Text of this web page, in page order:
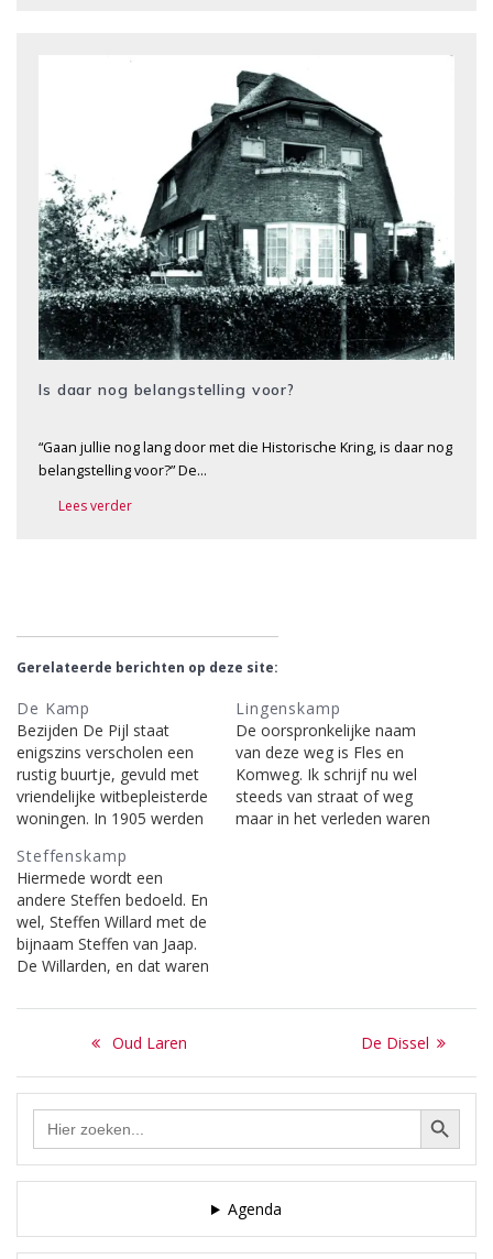
Is daar nog belangstelling voor?
“Gaan jullie nog lang door met die Historische Kring, is daar nog
belangstelling voor?” De…
Lees verder
Gerelateerde berichten op deze site:
De Kamp
Bezijden De Pijl staat
enigszins verscholen een
rustig buurtje, gevuld met
vriendelijke witbepleisterde
woningen. In 1905 werden
horende behuizingen,
gebouwd. Voordien lag
daar een verwaarloosd
graskamp, dat in de
volksmond, ‘De Kamp’
genoemd werd. Een
weide voor koeien en
paarden. Naar…
Lingenskamp
De oorspronkelijke naam
van deze weg is Fles en
Komweg. Ik schrijf nu wel
steeds van straat of weg
maar in het verleden waren
Steffenskamp
Hiermede wordt een
andere Steffen bedoeld. En
wel, Steffen Willard met de
bijnaam Steffen van Jaap.
De Willarden, en dat waren
niet alleen familie van
fabrikanten. Zij bezaten
weverijen maar waren ook
nog een beetje boer. Zo
was genoemde Steffen ook
veehouder, hij liet…
Bericht
navigatie
Previous
Oud Laren
Next
De Dissel
Zoek Zoekknop
Agenda